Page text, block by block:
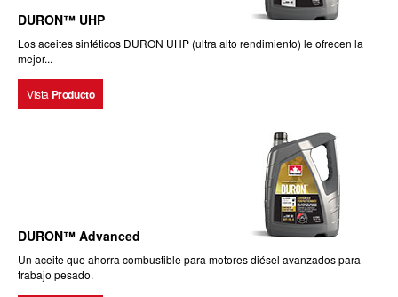
DURON™ UHP
Los aceites sintéticos DURON UHP (ultra alto rendimiento) le ofrecen la
mejor...
Vista Producto
DURON™ Advanced
Un aceite que ahorra combustible para motores diésel avanzados para
trabajo pesado.